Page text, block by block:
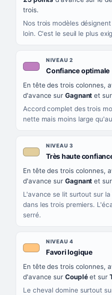
trois.
Nos trois modèles
loin. C'est le seuil le plus
NIVEAU 2
Confiance optimale
En tête des trois colonnes,
d'avance sur Gagnant et sur
Accord complet des trois
nette mais moins large
NIVEAU 3
Très haute
En tête des trois colonnes,
d'avance sur Gagnant et sur
L'avance se lit surtout sur
dans les trois premiers.
serré.
NIVEAU 4
Favori logique,
En tête des trois colonnes,
d'avance sur Coupléet sur
Le cheval domine surtout